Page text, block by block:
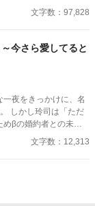
を覚えるつむぎ。 その
の転校生・沙也にか
んやから面倒なことい
たと聞き…… 「そっち
れたつむぎは、別れ
？ 倦怠期を乗り越え
ースBLです♡
文字数：97,828
今さら愛してると
βの婚約者との未来
文字数：12,313